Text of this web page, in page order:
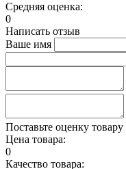
Средняя оценка:
0
Написать отзыв
Ваше имя
Поставьте оценку товару
Цена товара:
0
Качество товара: